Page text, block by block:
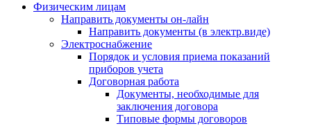
Физическим лицам
Направить документы он-лайн
Направить документы (в электр.виде)
Электроснабжение
Порядок и условия приема показаний
приборов учета
Договорная работа
Документы, необходимые для
заключения договора
Типовые формы договоров